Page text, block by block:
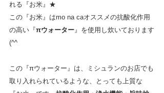
れる『お米』★
この『お米』はmo na caオススメの抗酸化作用
の高い『πウォーター』を使用し炊いております
(^^
この『πウォーター』は、ミシュランのお店でも
取り入れられているような、とっても上質な